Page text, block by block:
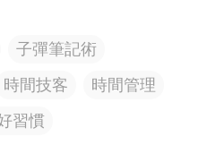
子彈筆記術
時間技客
時間管理
習慣